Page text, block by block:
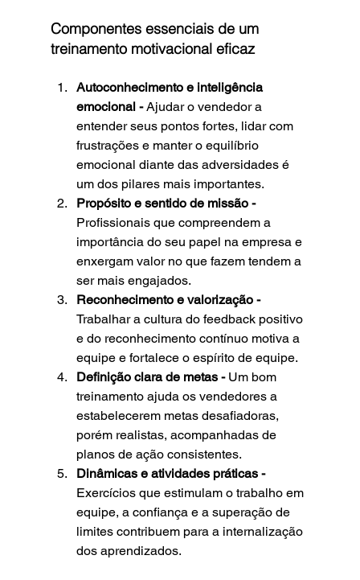
Componentes essenciais de um
treinamento motivacional eficaz
Autoconhecimento e inteligência
emocional - Ajudar o vendedor a
entender seus pontos fortes, lidar com
frustrações e manter o equilíbrio
emocional diante das adversidades é
um dos pilares mais importantes.
Propósito e sentido de missão -
Profissionais que compreendem a
importância do seu papel na empresa e
enxergam valor no que fazem tendem a
ser mais engajados.
Reconhecimento e valorização -
Trabalhar a cultura do feedback positivo
e do reconhecimento contínuo motiva a
equipe e fortalece o espírito de equipe.
Definição clara de metas - Um bom
treinamento ajuda os vendedores a
estabelecerem metas desafiadoras,
porém realistas, acompanhadas de
planos de ação consistentes.
Dinâmicas e atividades práticas -
Exercícios que estimulam o trabalho em
equipe, a confiança e a superação de
limites contribuem para a internalização
dos aprendizados.